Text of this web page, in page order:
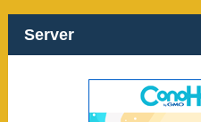
イ
ブ
Server